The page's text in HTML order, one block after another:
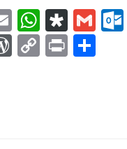
Email
WordPress
CopyPrint